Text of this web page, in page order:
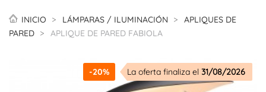
INICIO LÁMPARAS / ILUMINACIÓN
APLIQUES DE
PARED
APLIQUE DE PARED FABIOLA
-20% La oferta finaliza el 31/08/2026